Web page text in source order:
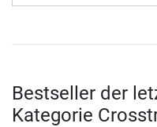
Bestseller der
Kategorie